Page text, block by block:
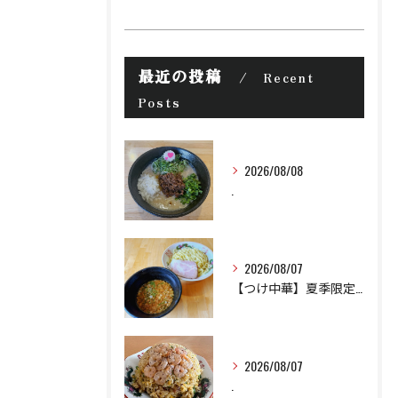
最近の投稿
Recent
Posts
2026/08/08
2026/08/07
2026/08/07